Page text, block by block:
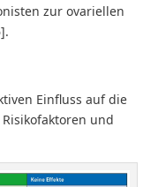
zur ovariellen
Einfluss auf die
und